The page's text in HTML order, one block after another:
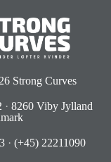
Strong Curves
· 8260 Viby Jylland
· (+45) 22211090